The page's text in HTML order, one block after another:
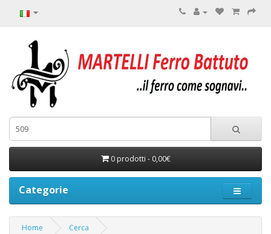
0 prodotti - 0,00€
Categorie
Home
Cerca